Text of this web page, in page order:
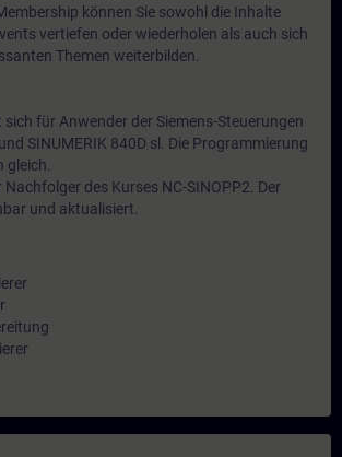
können Sie sowohl die Inhalte
vertiefen oder wiederholen als auch sich
Themen weiterbilden.
sich für Anwender der Siemens-Steuerungen
SINUMERIK 840D sl. Die Programmierung
gleich.
Nachfolger des Kurses NC-SINOPP2. Der
und aktualisiert.